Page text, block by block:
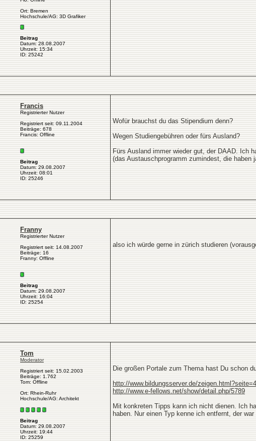
Ort: Bremen
Hochschule/AG: 3D Grafiker
Beitrag
Datum: 28.08.2007
Uhrzeit: 15:34
ID: 25242
Francis
Registrierter Nutzer
Registriert seit: 09.11.2004
Beiträge: 678
Francis: Offline
Beitrag
Datum: 29.08.2007
Uhrzeit: 08:01
ID: 25246
Wofür brauchst du das Stipendium denn?
Wegen Studiengebühren oder fürs Ausland?
Fürs Ausland immer wieder gut, der DAAD. Ich
(das Austauschprogramm zumindest, die haben
Franny
Registrierter Nutzer
Registriert seit: 14.08.2007
Beiträge: 16
Franny: Offline
Beitrag
Datum: 29.08.2007
Uhrzeit: 16:04
ID: 25254
also ich würde gerne in zürich studieren
Tom
Moderator
Registriert seit: 15.02.2003
Beiträge: 1.762
Tom: Offline
Ort: Rhein-Ruhr
Hochschule/AG: Architekt
Beitrag
Datum: 29.08.2007
Uhrzeit: 19:44
ID: 25259
Die großen Portale zum Thema hast Du schon
http://www.bildungsserver.de/
http://www.e-fellows.net/show/detail.php/5789
Mit konkreten Tipps kann ich nicht dienen. Ich
haben. Nur einen Typ kenne ich entfernt, der